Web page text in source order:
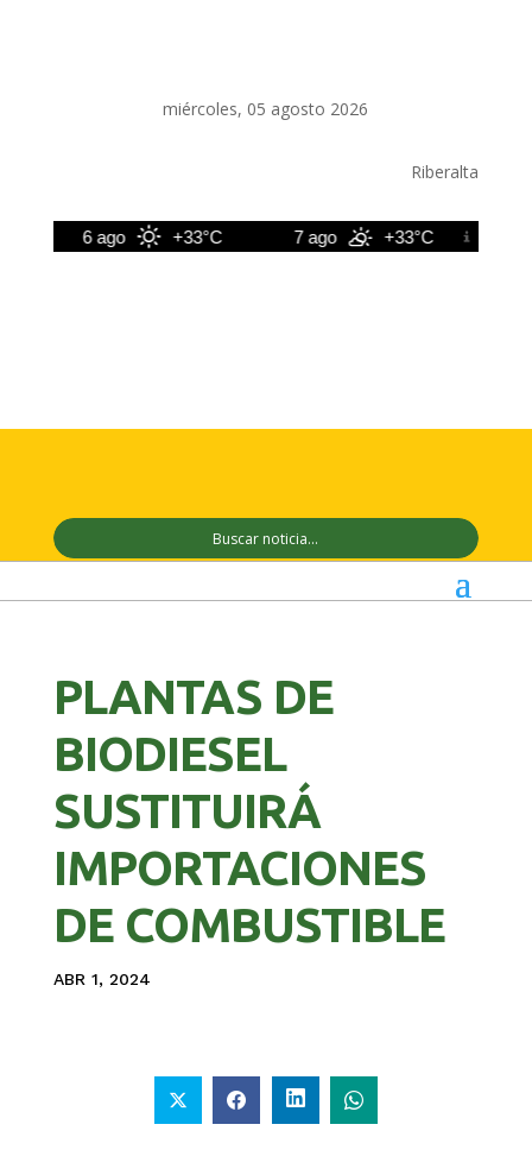
miércoles, 05 agosto 2026
Riberalta
6 ago +33°C 7 ago +33°C
PLANTAS DE
BIODIESEL
SUSTITUIRÁ
IMPORTACIONES
DE COMBUSTIBLE
ABR 1, 2024